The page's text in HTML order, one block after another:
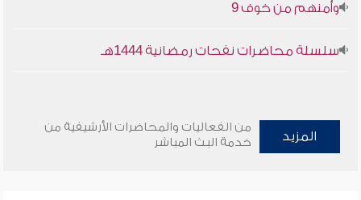
وأمنهم من خوف 9
سلسلة محاضرات نفحات رمضانية 1444هـ
المزيد
من الفعاليات والمحاضرات الأرشيفية من
خدمة البث المباشر